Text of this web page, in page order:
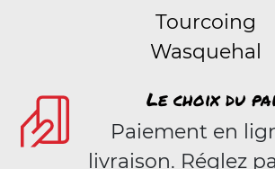
Tourcoing
Wasquehal
Le choix du
Paiement en
livraison. Réglez